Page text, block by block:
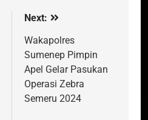
Next:
Wakapolres
Sumenep Pimpin
Apel Gelar Pasukan
Operasi Zebra
Semeru 2024